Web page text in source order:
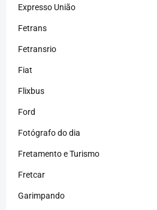
Expresso União
Fetrans
Fetransrio
Fiat
Flixbus
Ford
Fotógrafo do dia
Fretamento e Turismo
Fretcar
Garimpando